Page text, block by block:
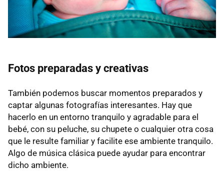
Fotos preparadas y creativas
También podemos buscar momentos preparados y
captar algunas fotografías interesantes. Hay que
hacerlo en un entorno tranquilo y agradable para el
bebé, con su peluche, su chupete o cualquier otra cosa
que le resulte familiar y facilite ese ambiente tranquilo.
Algo de música clásica puede ayudar para encontrar
dicho ambiente.